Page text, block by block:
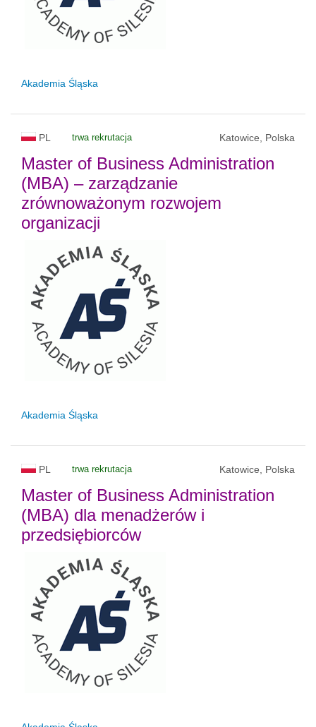
Akademia Śląska
PL trwa rekrutacja Katowice, Polska
Master of Business Administration
(MBA) – zarządzanie
zrównoważonym rozwojem
organizacji
Akademia Śląska
PL trwa rekrutacja Katowice, Polska
Master of Business Administration
(MBA) dla menadżerów i
przedsiębiorców